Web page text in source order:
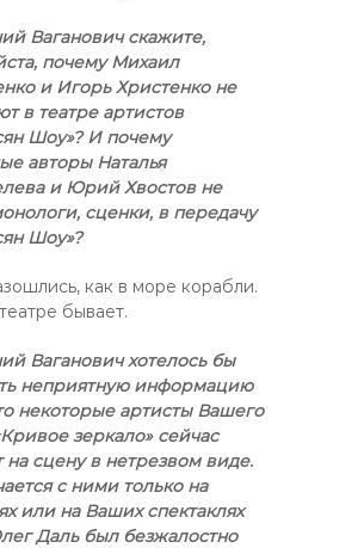
Ваганович скажите,
почему Михаил
и Игорь Христенко не
в театре артистов
Шоу»? И почему
авторы Наталья
и Юрий Хвостов не
сценки, в передачу
Шоу»?
как в море корабли.
бывает.
Ваганович хотелось бы
неприятную информацию
некоторые артисты Вашего
зеркало» сейчас
на сцену в нетрезвом виде.
с ними только на
или на Ваших спектаклях
Даль был безжалостно